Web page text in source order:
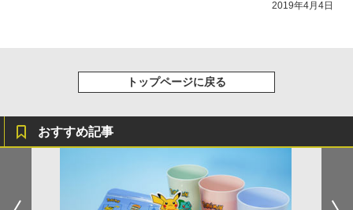
2019年4月4日
トップページに戻る
おすすめ記事